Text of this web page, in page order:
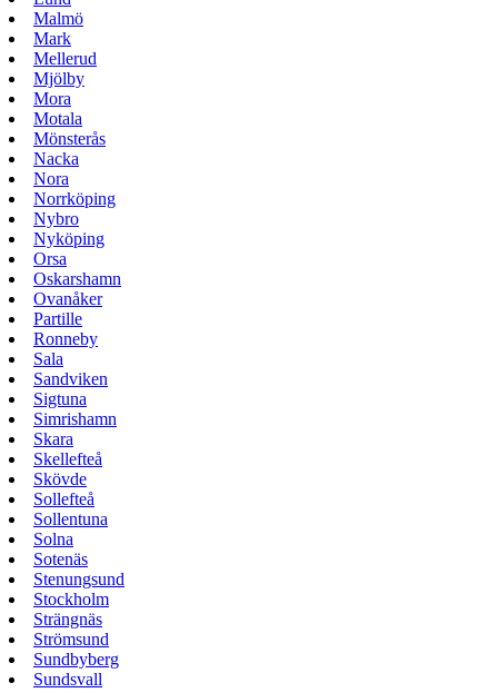
Malmö
Mark
Mellerud
Mjölby
Mora
Motala
Mönsterås
Nacka
Nora
Norrköping
Nybro
Nyköping
Orsa
Oskarshamn
Ovanåker
Partille
Ronneby
Sala
Sandviken
Sigtuna
Simrishamn
Skara
Skellefteå
Skövde
Sollefteå
Sollentuna
Solna
Sotenäs
Stenungsund
Stockholm
Strängnäs
Strömsund
Sundbyberg
Sundsvall